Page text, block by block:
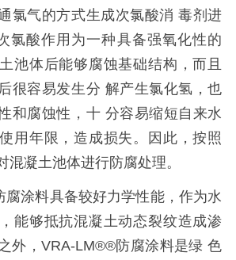
氯气的方式生成次氯酸消 毒剂进
氯酸作用为一种具备强氧化性的
池体后能够腐蚀基础结构，而且
很容易发生分 解产生氯化氢，也
和腐蚀性，十 分容易缩短自来水
用年限，造成损失。因此，按照
混凝土池体进行防腐处理。
腐涂料具备较好力学性能，作为水
能够抵抗混凝土动态裂纹造成渗
外， VRA-LM®®防腐涂料是绿 色